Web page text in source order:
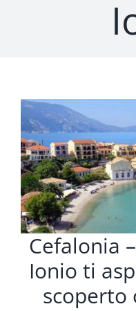
Cefalonia
Ionio ti
scoperto